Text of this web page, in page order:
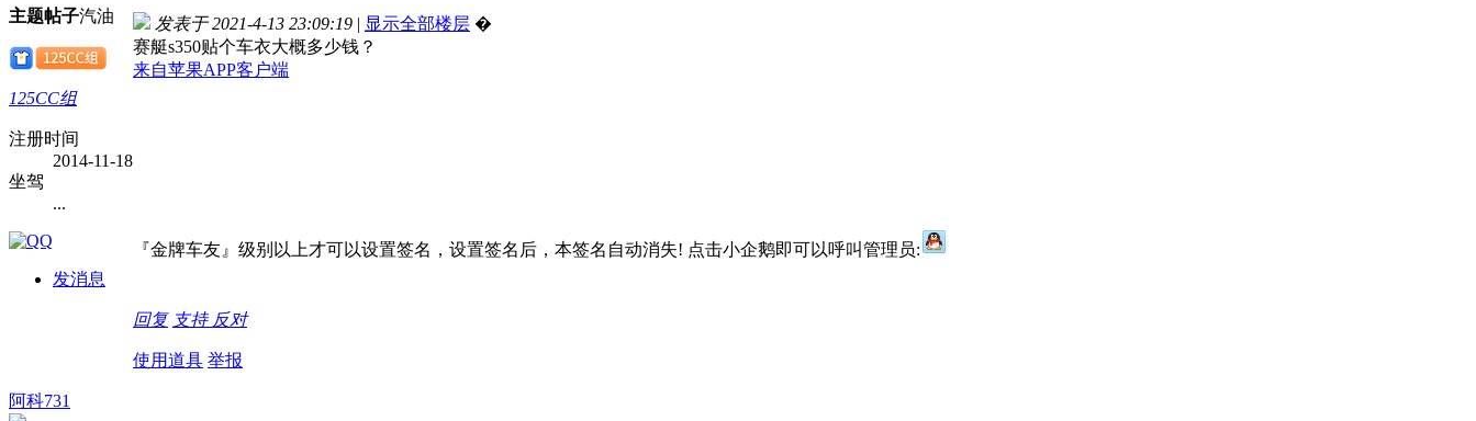
主题帖子汽油
125CC组
注册时间
2014-11-18
坐驾
...
发消息
发表于 2021-4-13 23:09:19 | 显示全部楼层 �
赛艇s350贴个车衣大概多少钱？
来自苹果APP客户端
『金牌车友』级别以上才可以设置签名，设置签名后，本签名自动消失! 点击小企鹅即可以呼叫管理员:
回复 支持 反对
使用道具 举报
阿科731